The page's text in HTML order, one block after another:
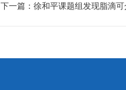
下一篇： 徐和平课题组发现脂滴